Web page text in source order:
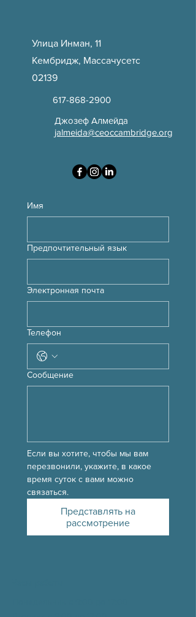
Улица Инман, 11
Кембридж, Массачусетс
02139
617-868-2900
Джозеф Алмейда
jalmeida@ceoccambridge.org
Имя
Предпочтительный язык
Электронная почта
Телефон
Сообщение
Если вы хотите, чтобы мы вам
перезвонили, укажите, в какое
время суток с вами можно
связаться.
Представлять на
рассмотрение